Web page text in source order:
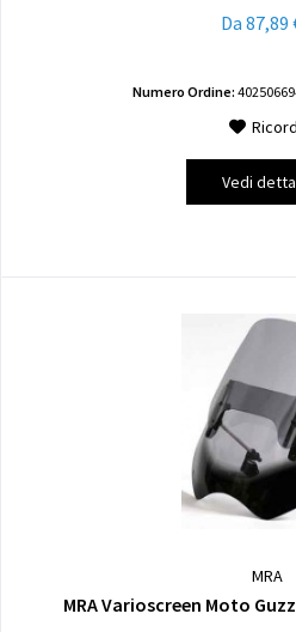
Da 87,89
Numero Ordine:
Vedi
MRA
MRA Varioscreen Moto